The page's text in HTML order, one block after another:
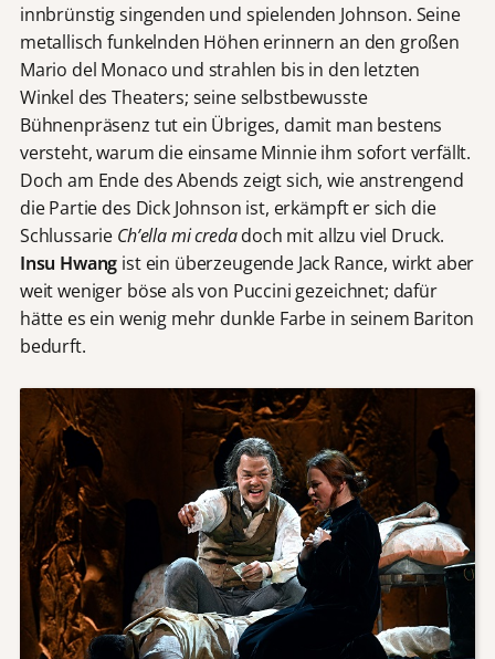
innbrünstig singenden und spielenden Johnson. Seine
metallisch funkelnden Höhen erinnern an den großen
Mario del Monaco und strahlen bis in den letzten
Winkel des Theaters; seine selbstbewusste
Bühnenpräsenz tut ein Übriges, damit man bestens
versteht, warum die einsame Minnie ihm sofort verfällt.
Doch am Ende des Abends zeigt sich, wie anstrengend
die Partie des Dick Johnson ist, erkämpft er sich die
Schlussarie Ch’ella mi credadoch mit allzu viel Druck.
Insu Hwang ist ein überzeugende Jack Rance, wirkt aber
weit weniger böse als von Puccini gezeichnet; dafür
hätte es ein wenig mehr dunkle Farbe in seinem Bariton
bedurft.